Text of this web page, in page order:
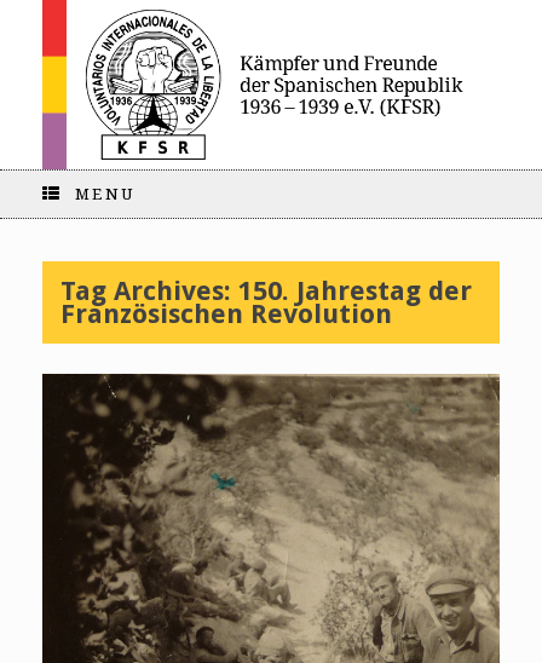
MENU
Tag Archives: 150. Jahrestag der
Französischen Revolution